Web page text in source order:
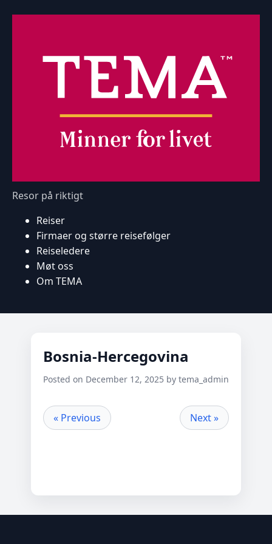
Resor på riktigt
Reiser
Firmaer og større reisefølger
Reiseledere
Møt oss
Om TEMA
Bosnia-Hercegovina
Posted on December 12, 2025 by tema_admin
« Previous Next »